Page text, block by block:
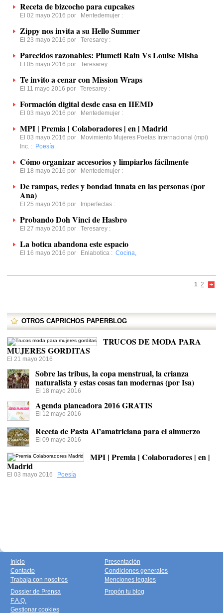
Receta de bizcocho para cupcakes
El 02 mayo 2016 por Mentedemujer :
Zippy nos invita a su Hello Summer
El 23 mayo 2016 por Teresarey :
Parecidos razonables: Plumeti Rain Vs Louise Misha
El 05 mayo 2016 por Teresarey :
Te invito a cenar con Mission Wraps
El 11 mayo 2016 por Teresarey :
Formación digital desde casa en IIEMD
El 03 mayo 2016 por Mentedemujer :
MPI | Premia | Colaboradores | en | Madrid
El 03 mayo 2016 por
Movimiento Mujeres Poetas Internacional (mpi)
Inc. : Poesía
Cómo organizar accesorios y limpiarlos fácilmente
El 18 mayo 2016 por Mentedemujer :
De rampas, redes y bondad innata en las personas (por
Ana)
El 25 mayo 2016 por Imperfectas :
Probando Doh Vinci de Hasbro
El 27 mayo 2016 por Teresarey :
La botica abandona este espacio
El 16 mayo 2016 por Enlabotica : Cocina,
1 2
OTROS CAPRICHOS PAPERBLOG
TRUCOS DE MODA PARA
MUJERES GORDITAS
El 21 mayo 2016
Sobre las tribus, la copa menstrual, la crianza
naturalista y estas cosas tan modernas (por Isa)
El 18 mayo 2016
Agenda planeadora 2016 GRATIS
El 12 mayo 2016
Receta de Pasta Al’amatriciana para el almuerzo
El 09 mayo 2016
MPI | Premia | Colaboradores | en |
Madrid
El 03 mayo 2016 Poesía
Inicio
Contacto
Trabaja con nosotros
Presentación
Condiciones generales
Menciones legales
Dossier de Prensa
F.A.Q.
Gestionar cookies
Propón tu blog